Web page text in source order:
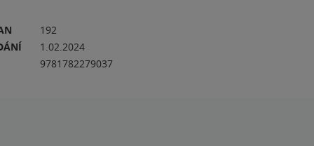
192
1.02.2024
9781782279037